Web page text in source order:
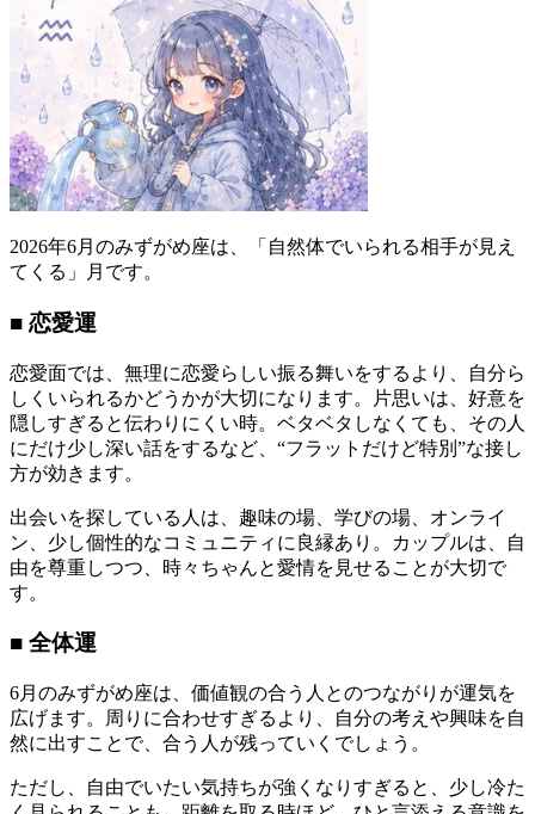
2026年6月のみずがめ座は、「自然体でいられる相手が見え
てくる」月です。
■ 恋愛運
恋愛面では、無理に恋愛らしい振る舞いをするより、自分ら
しくいられるかどうかが大切になります。片思いは、好意を
隠しすぎると伝わりにくい時。ベタベタしなくても、その人
にだけ少し深い話をするなど、“フラットだけど特別”な接し
方が効きます。
出会いを探している人は、趣味の場、学びの場、オンライ
ン、少し個性的なコミュニティに良縁あり。カップルは、自
由を尊重しつつ、時々ちゃんと愛情を見せることが大切で
す。
■ 全体運
6月のみずがめ座は、価値観の合う人とのつながりが運気を
広げます。周りに合わせすぎるより、自分の考えや興味を自
然に出すことで、合う人が残っていくでしょう。
ただし、自由でいたい気持ちが強くなりすぎると、少し冷た